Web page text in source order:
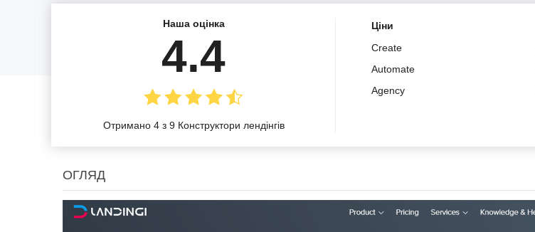
Наша оцінка
4.4
Отримано 4 з 9 Конструктори лендінгів
Ціни
Create
Automate
Agency
ОГЛЯД